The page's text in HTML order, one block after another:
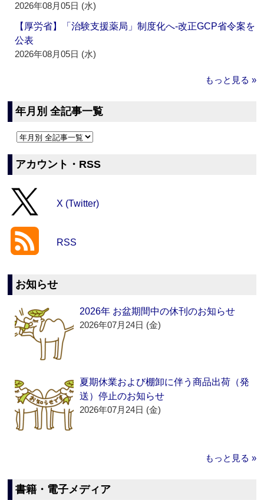
2026年08月05日 (水)
【厚労省】「治験支援薬局」制度化へ‐改正GCP省令案を
公表
2026年08月05日 (水)
もっと見る »
年月別 全記事一覧
アカウント・RSS
X (Twitter)
RSS
お知らせ
2026年 お盆期間中の休刊のお知らせ
2026年07月24日 (金)
夏期休業および棚卸に伴う商品出荷（発
送）停止のお知らせ
2026年07月24日 (金)
もっと見る »
書籍・電子メディア